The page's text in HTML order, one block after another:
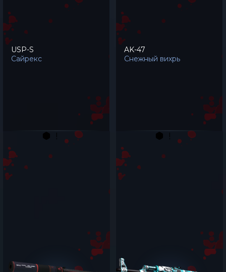
USP-S
Сайрекс
AK-47
Снежный вихрь